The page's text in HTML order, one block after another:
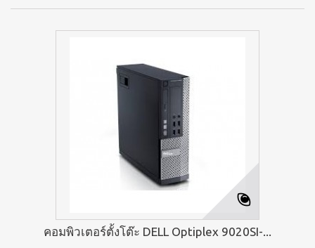
คอมพิวเตอร์ตั้งโต๊ะ DELL Optiplex 9020SI-...